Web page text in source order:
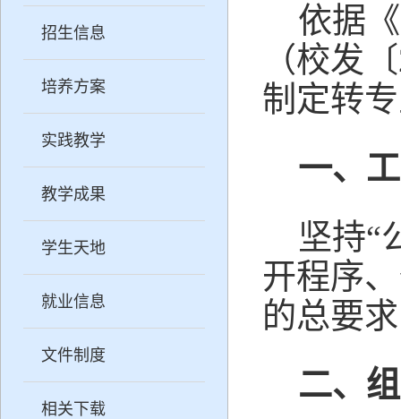
招生信息
培养方案
实践教学
教学成果
学生天地
就业信息
文件制度
相关下载
依据
（校发〔
制定转
一、
坚持“
开程序
的总要
二、